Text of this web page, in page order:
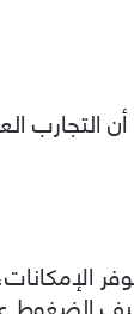
أن التجارب
الضغوط